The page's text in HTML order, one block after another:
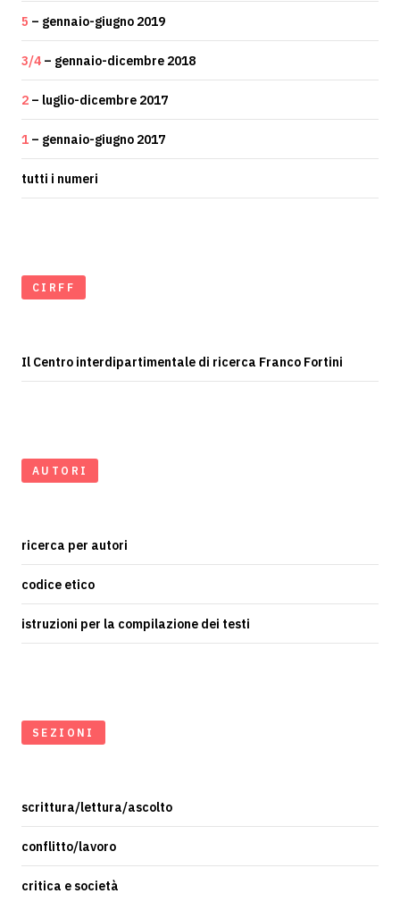
5 – gennaio-giugno 2019
3/4 – gennaio-dicembre 2018
2 – luglio-dicembre 2017
1 – gennaio-giugno 2017
tutti i numeri
CIRFF
Il Centro interdipartimentale di ricerca Franco Fortini
AUTORI
ricerca per autori
codice etico
istruzioni per la compilazione dei testi
SEZIONI
scrittura/lettura/ascolto
conflitto/lavoro
critica e società